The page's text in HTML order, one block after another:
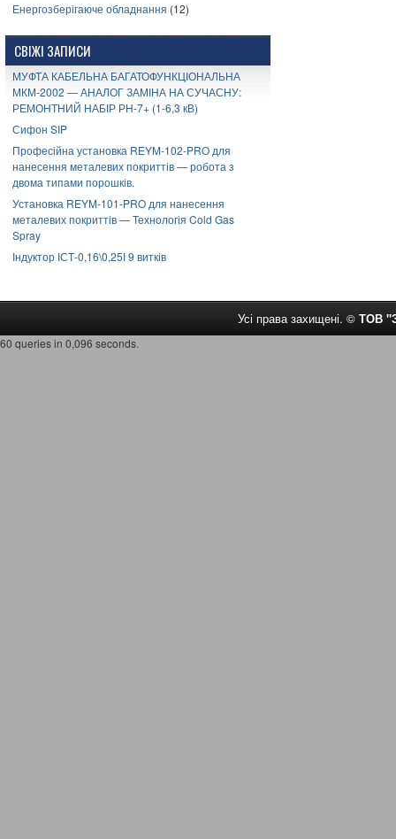
Енергозберігаюче обладнання (12)
СВІЖІ ЗАПИСИ
МУФТА КАБЕЛЬНА БАГАТОФУНКЦІОНАЛЬНА
МКМ-2002 — АНАЛОГ ЗАМІНА НА СУЧАСНУ:
РЕМОНТНИЙ НАБІР РН-7+ (1-6,3 кВ)
Сифон SIP
Професійна установка REYM-102-PRO для
нанесення металевих покриттів — робота з
двома типами порошків.
Установка REYM-101-PRO для нанесення
металевих покриттів — Технологія Cold Gas
Spray
Індуктор ІСТ-0,16\0,25І 9 витків
Усі права захищені. © ТОВ
60 queries in 0,096 seconds.